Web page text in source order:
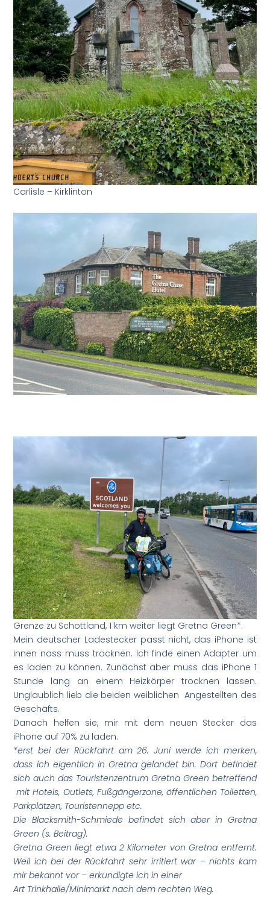
Carlisle – Kirklinton
Grenze zu Schottland, 1 km weiter liegt Gretna Green*.
Mein deutscher Ladestecker passt nicht, das iPhone ist
innen nass muss trocknen. Ich finde einen Adapter um
es laden zu können. Zunächst aber muss das iPhone 1
Stunde lang an einem Heizkörper trocknen lassen.
Unglaublich lieb die beiden weiblichen Angestellten des
Geschäfts.
Danach helfen sie, mir mit dem neuen Stecker das
iPhone auf 70% zu laden.
*erst bei der Rückfahrt am 26. Juni werde ich merken,
dass ich eigentlich in Gretna gelandet bin. Dort befindet
sich auch das Touristenzentrum Gretna Green betreffend
mit Hotels, Outlets, Fußgängerzone, öffentlichen Toiletten,
Parkplätzen, Touristennepp etc.
Die Blacksmith-Schmiede befindet sich aber in Gretna
Green (s. Beitrag).
Gretna Green liegt etwa 2 Kilometer von Gretna entfernt.
Weil ich bei der Rückfahrt sehr irritiert war – nichts kam
mir bekannt vor – erkundigte ich in einer
Art Trinkhalle/Minimarkt nach dem rechten Weg.